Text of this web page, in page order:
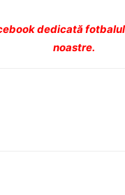
dedicată
noastre.